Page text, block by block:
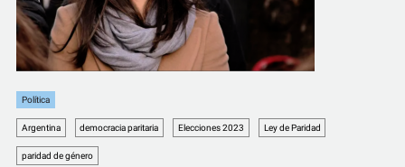
QUIÉNES SOMOS
Política
Argentina democracia paritaria Elecciones 2023 Ley de Paridad
paridad de género